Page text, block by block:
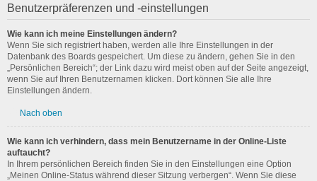
Benutzerpräferenzen und -einstellungen
Wie kann ich meine Einstellungen ändern?
Wenn Sie sich registriert haben, werden alle Ihre Einstellungen in der
Datenbank des Boards gespeichert. Um diese zu ändern, gehen Sie in den
„Persönlichen Bereich“; der Link dazu wird meist oben auf der Seite angezeigt,
wenn Sie auf Ihren Benutzernamen klicken. Dort können Sie alle Ihre
Einstellungen ändern.
Nach oben
Wie kann ich verhindern, dass mein Benutzername in der Online-Liste
auftaucht?
In Ihrem persönlichen Bereich finden Sie in den Einstellungen eine Option
„Meinen Online-Status während dieser Sitzung verbergen“. Wenn Sie diese